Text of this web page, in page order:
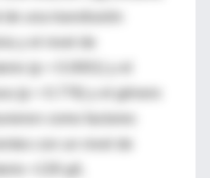
y el nivel de
(p = 0.0001) y el
con un nivel de
<130 g/L